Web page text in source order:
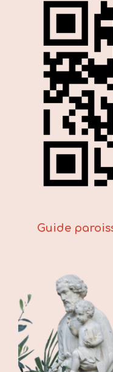
Guide